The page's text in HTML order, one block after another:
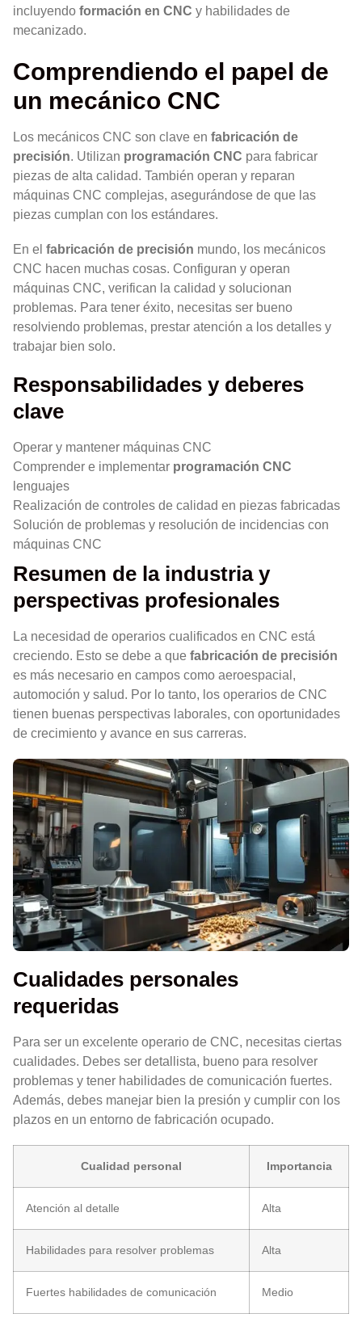
incluyendo formación en CNC y habilidades de
mecanizado.
Comprendiendo el papel de
un mecánico CNC
Los mecánicos CNC son clave en fabricación de
precisión. Utilizan programación CNC para fabricar
piezas de alta calidad. También operan y reparan
máquinas CNC complejas, asegurándose de que las
piezas cumplan con los estándares.
En el fabricación de precisión mundo, los mecánicos
CNC hacen muchas cosas. Configuran y operan
máquinas CNC, verifican la calidad y solucionan
problemas. Para tener éxito, necesitas ser bueno
resolviendo problemas, prestar atención a los detalles y
trabajar bien solo.
Responsabilidades y deberes
clave
Operar y mantener máquinas CNC
Comprender e implementar programación CNC
lenguajes
Realización de controles de calidad en piezas fabricadas
Solución de problemas y resolución de incidencias con
máquinas CNC
Resumen de la industria y
perspectivas profesionales
La necesidad de operarios cualificados en CNC está
creciendo. Esto se debe a que fabricación de precisión
es más necesario en campos como aeroespacial,
automoción y salud. Por lo tanto, los operarios de CNC
tienen buenas perspectivas laborales, con oportunidades
de crecimiento y avance en sus carreras.
Cualidades personales
requeridas
Para ser un excelente operario de CNC, necesitas ciertas
cualidades. Debes ser detallista, bueno para resolver
problemas y tener habilidades de comunicación fuertes.
Además, debes manejar bien la presión y cumplir con los
plazos en un entorno de fabricación ocupado.
Cualidad personal Importancia
Atención al detalle Alta
Habilidades para resolver problemas Alta
Fuertes habilidades de comunicación Medio